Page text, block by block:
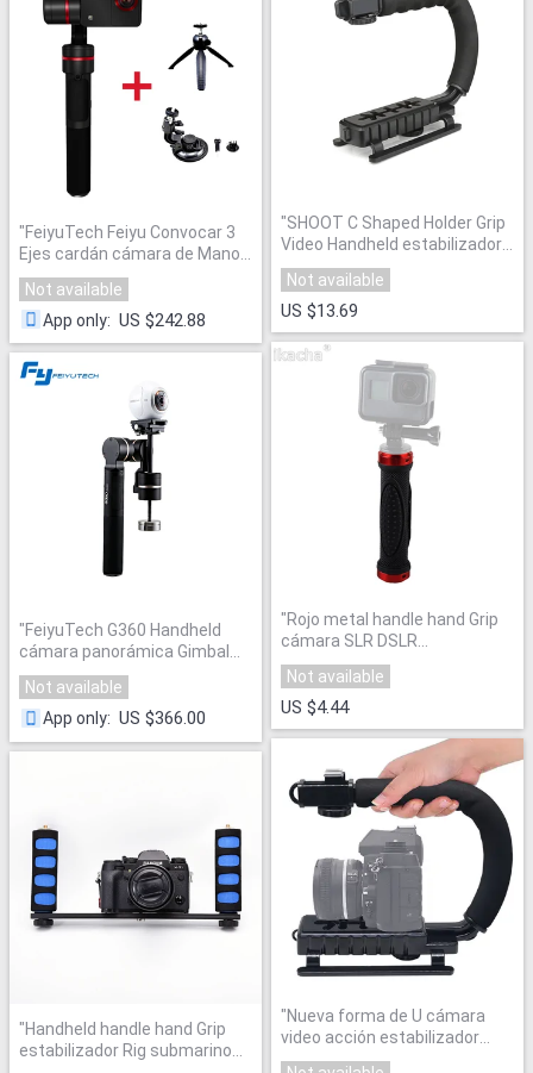
"FeiyuTech Feiyu Convocar 3
Ejes cardán cámara de Mano
más"
Not available
App only: US $242.88
"FeiyuTech G360 Handheld
cámara panorámica Gimbal
360 Limitless Panning Axis
una prensa de Panorama Gran
Cámara adaptabilidad "
Not available
App only: US $366.00
"Handheld handle hand Grip
estabilizador Rig submarino
"SHOOT C Shaped Holder Grip
Video Handheld estabilizador
para DSLR Nikon Canon
cámara Sony estabilizador
para GoPro Yi 4 K
Not available
US $13.69
"Rojo metal handle hand Grip
cámara SLR DSLR
estabilizador 1/4 ''tornillo para
GoPro Hero 6 + 5 4 3 3 2 1
Not available
US $4.44
"Nueva forma de U cámara
video acción estabilizador
mango Grip videocámara